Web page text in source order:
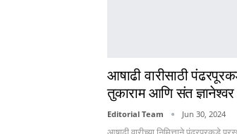
आषाढी वारीसाठी
तुकाराम आणि संत
Editorial Team Jun 30, 2024
आषाढी वारीच्या निमित्ताने पंढरपूरकडे